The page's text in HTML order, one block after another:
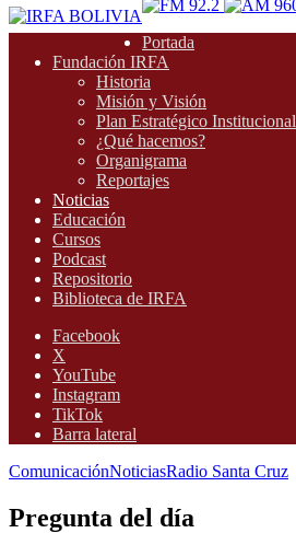
Portada
Fundación IRFA
Historia
Misión y Visión
Plan Estratégico Institucional
¿Qué hacemos?
Organigrama
Reportajes
Noticias
Educación
Cursos
Podcast
Repositorio
Biblioteca de IRFA
Facebook
X
YouTube
Instagram
TikTok
Barra lateral
ComunicaciónNoticiasRadio Santa Cruz
Pregunta del día